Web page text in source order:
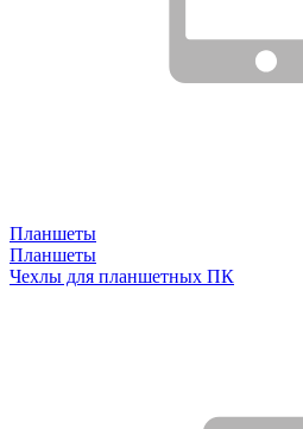
Планшеты
Планшеты
Чехлы для планшетных ПК